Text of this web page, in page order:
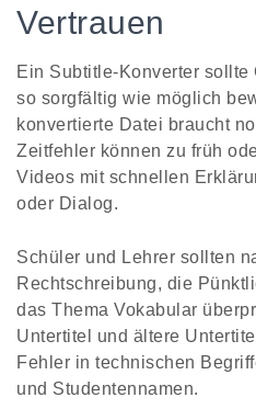
Vertrauen
Ein Subtitle-Konverter sollte
so sorgfältig wie möglich
konvertierte Datei braucht
Zeitfehler können zu früh
Videos mit schnellen
oder Dialog.
Schüler und Lehrer sollten
Rechtschreibung, die
das Thema Vokabular
Untertitel und ältere
Fehler in technischen
und Studentennamen.